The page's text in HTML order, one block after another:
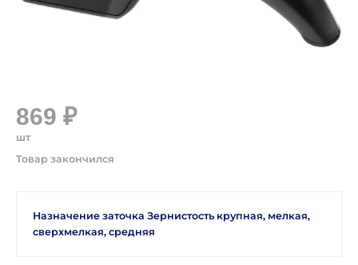
869 ₽
шт
Назначение заточка Зернистость крупная, мелкая,
сверхмелкая, средняя